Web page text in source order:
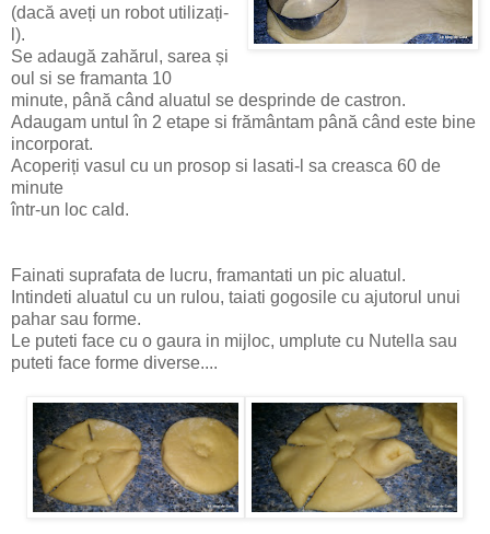
(dacă aveți un robot utilizați-
l).
Se adaugă zahărul, sarea și
oul si se framanta 10
minute, până când aluatul se desprinde de castron.
Adaugam untul în 2 etape si frământam până când este bine
incorporat.
Acoperiți vasul cu un prosop si lasati-l sa creasca 60 de
minute
într-un loc cald.
Fainati suprafata de lucru, framantati un pic aluatul.
Intindeti aluatul cu un rulou, taiati gogosile cu ajutorul unui
pahar sau forme.
Le puteti face cu o gaura in mijloc, umplute cu Nutella sau
puteti face forme diverse....